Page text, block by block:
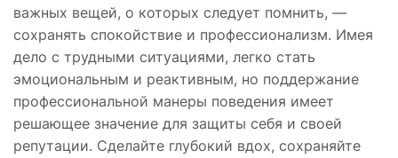
важных вещей, о которых следует помнить, —
сохранять спокойствие и профессионализм. Имея
дело с трудными ситуациями, легко стать
эмоциональным и реактивным, но поддержание
профессиональной манеры поведения имеет
решающее значение для защиты себя и своей
репутации. Сделайте глубокий вдох, сохраняйте